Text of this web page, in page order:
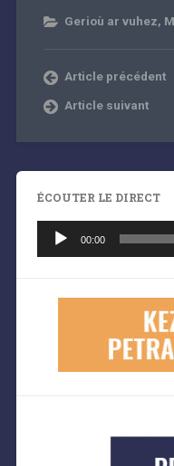
Gerioù ar vuhez,
Article précédent
Article suivant
ÉCOUTER LE DIRECT
audio
00:00